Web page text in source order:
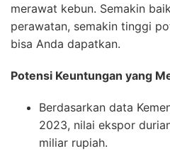
merawat kebun. Semakin
perawatan, semakin tinggi
bisa Anda dapatkan.
Potensi Keuntungan yang
Berdasarkan data
2023, nilai ekspor
miliar rupiah.